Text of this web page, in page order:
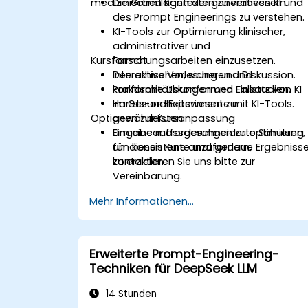
des Prompt Engineerings zu verstehen.
KI-Tools zur Optimierung klinischer,
administrativer und
Forschungsarbeiten einzusetzen.
Den ethischen, sicheren und
konformitätskonformen Einsatz von KI
im Gesundheitswesen zu
gewährleisten.
Eingabeaufforderungen zu optimieren,
um konsistente und genaue Ergebnisse
zu erzielen.
Kursformat
Interaktive Vorlesung und Diskussion.
Praktische Übungen und Fallstudien.
Hands-on-Experimente mit KI-Tools.
Optionen zur Kursanpassung
Um eine massgeschneiderte Schulung
für diesen Kurs anzufordern,
kontaktieren Sie uns bitte zur
Vereinbarung.
Mehr Informationen...
Erweiterte Prompt-Engineering-
Techniken für DeepSeek LLM
14 Stunden